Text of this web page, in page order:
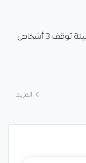
فيديو.. شرطة قسنطينة توقف 3 أشخاص
المزيد